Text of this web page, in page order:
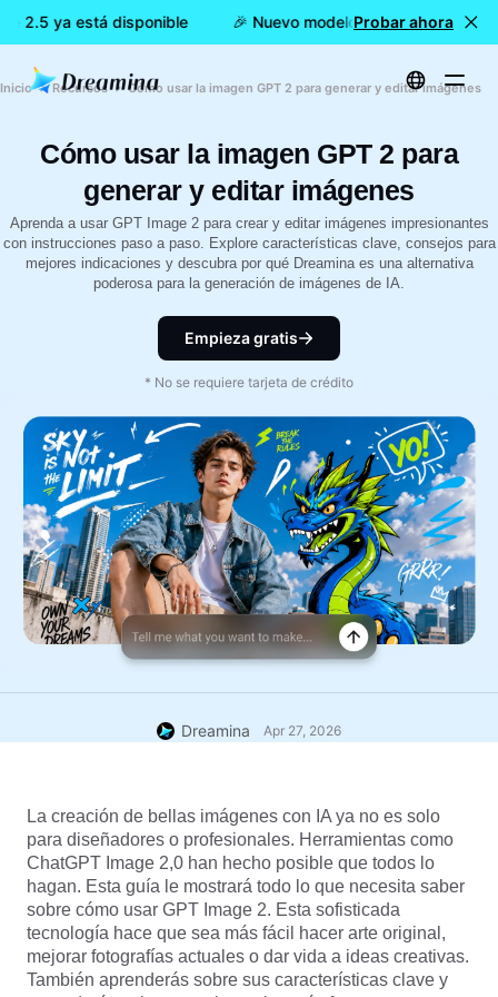
2.5 ya está disponible 🎉 Nuevo modelo DISPONIBLE:
Probar ahora
Inicio Recursos Cómo usar la imagen GPT 2 para generar y editar imágenes
Cómo usar la imagen GPT 2 para
generar y editar imágenes
Aprenda a usar GPT Image 2 para crear y editar imágenes impresionantes
con instrucciones paso a paso. Explore características clave, consejos para
mejores indicaciones y descubra por qué Dreamina es una alternativa
poderosa para la generación de imágenes de IA.
Empieza gratis
* No se requiere tarjeta de crédito
Dreamina Apr 27, 2026
La creación de bellas imágenes con IA ya no es solo
para diseñadores o profesionales. Herramientas como
ChatGPT Image 2,0 han hecho posible que todos lo
hagan. Esta guía le mostrará todo lo que necesita saber
sobre cómo usar GPT Image 2. Esta sofisticada
tecnología hace que sea más fácil hacer arte original,
mejorar fotografías actuales o dar vida a ideas creativas.
También aprenderás sobre sus características clave y